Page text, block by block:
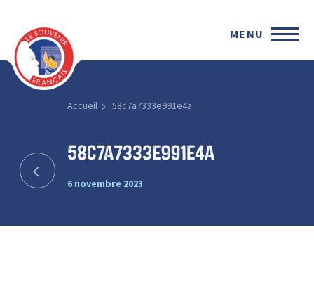
MENU
Accueil 58c7a7333e991e4a
58c7a7333e991e4a
6 novembre 2023